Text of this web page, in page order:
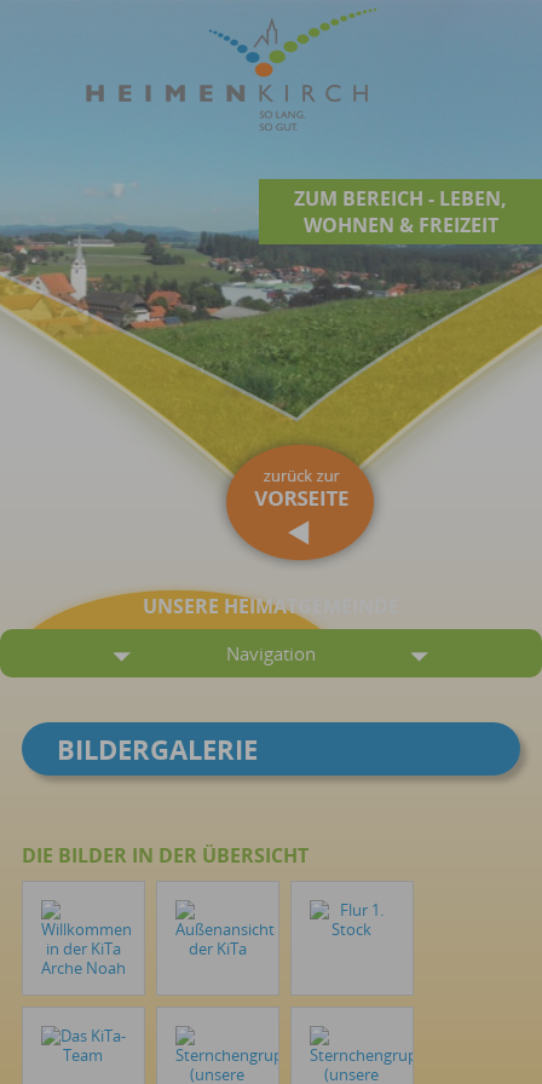
ZUM BEREICH - LEBEN,
WOHNEN & FREIZEIT
UNSERE HEIMATGEMEINDE
Navigation
BILDERGALERIE
DIE BILDER IN DER ÜBERSICHT